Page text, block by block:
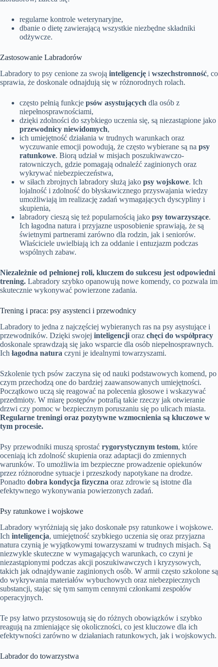
regularne kontrole weterynaryjne,
dbanie o dietę zawierającą wszystkie niezbędne składniki
odżywcze.
Zastosowanie Labradorów
Labradory to psy cenione za swoją inteligencję i wszechstronność, co
sprawia, że doskonale odnajdują się w różnorodnych rolach.
często pełnią funkcje psów asystujących dla osób z
niepełnosprawnościami,
dzięki zdolności do szybkiego uczenia się, są niezastąpione jako
przewodnicy niewidomych,
ich umiejętność działania w trudnych warunkach oraz
wyczuwanie emocji powodują, że często wybierane są na psy
ratunkowe. Biorą udział w misjach poszukiwawczo-
ratowniczych, gdzie pomagają odnaleźć zaginionych oraz
wykrywać niebezpieczeństwa,
w siłach zbrojnych labradory służą jako psy wojskowe. Ich
lojalność i zdolność do błyskawicznego przyswajania wiedzy
umożliwiają im realizację zadań wymagających dyscypliny i
skupienia,
labradory cieszą się też popularnością jako psy towarzyszące.
Ich łagodna natura i przyjazne usposobienie sprawiają, że są
świetnymi partnerami zarówno dla rodzin, jak i seniorów.
Właściciele uwielbiają ich za oddanie i entuzjazm podczas
wspólnych zabaw.
Niezależnie od pełnionej roli, kluczem do sukcesu jest odpowiedni
trening. Labradory szybko opanowują nowe komendy, co pozwala im
skutecznie wykonywać powierzone zadania.
Trening i praca: psy asystenci i przewodnicy
Labradory to jedna z najczęściej wybieranych ras na psy asystujące i
przewodników. Dzięki swojej inteligencji oraz chęci do współpracy
doskonale sprawdzają się jako wsparcie dla osób niepełnosprawnych.
Ich łagodna natura czyni je idealnymi towarzyszami.
Szkolenie tych psów zaczyna się od nauki podstawowych komend, po
czym przechodzą one do bardziej zaawansowanych umiejętności.
Początkowo uczą się reagować na polecenia głosowe i wskazywać
przedmioty. W miarę postępów potrafią takie rzeczy jak otwieranie
drzwi czy pomoc w bezpiecznym poruszaniu się po ulicach miasta.
Regularne treningi oraz pozytywne wzmocnienia są kluczowe w
tym procesie.
Psy przewodniki muszą sprostać rygorystycznym testom, które
oceniają ich zdolność skupienia oraz adaptacji do zmiennych
warunków. To umożliwia im bezpieczne prowadzenie opiekunów
przez różnorodne sytuacje i przeszkody napotykane na drodze.
Ponadto dobra kondycja fizyczna oraz zdrowie są istotne dla
efektywnego wykonywania powierzonych zadań.
Psy ratunkowe i wojskowe
Labradory wyróżniają się jako doskonałe psy ratunkowe i wojskowe.
Ich inteligencja, umiejętność szybkiego uczenia się oraz przyjazna
natura czynią je wyjątkowymi towarzyszami w trudnych misjach. Są
niezwykle skuteczne w wymagających warunkach, co czyni je
niezastąpionymi podczas akcji poszukiwawczych i kryzysowych,
takich jak odnajdywanie zaginionych osób. W armii często szkolone są
do wykrywania materiałów wybuchowych oraz niebezpiecznych
substancji, stając się tym samym cennymi członkami zespołów
operacyjnych.
Te psy łatwo przystosowują się do różnych obowiązków i szybko
reagują na zmieniające się okoliczności, co jest kluczowe dla ich
efektywności zarówno w działaniach ratunkowych, jak i wojskowych.
Labrador do towarzystwa